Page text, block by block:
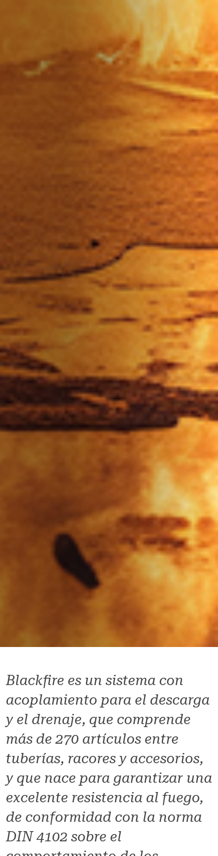
Blackfire es un sistema con
acoplamiento para el descarga
y el drenaje, que comprende
más de 270 artículos entre
tuberías, racores y accesorios,
y que nace para garantizar una
excelente resistencia al fuego,
de conformidad con la norma
DIN 4102 sobre el